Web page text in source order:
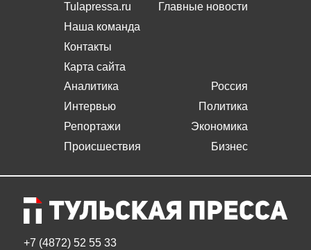
Tulapressa.ru
Наша команда
Контакты
Карта сайта
Главные новости
Аналитика
Интервью
Репортажи
Происшествия
Россия
Политика
Экономика
Бизнес
+7 (4872) 52 55 33